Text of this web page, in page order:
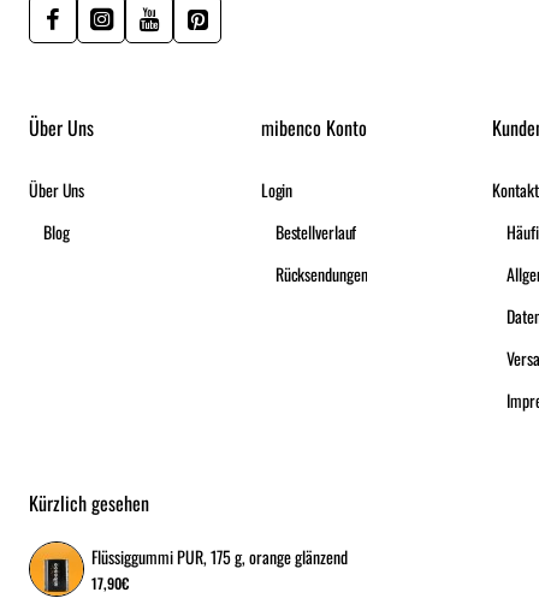
Über Uns
Über Uns
Blog
mibenco Konto
Login
Bestellverlauf
Rücksendungen
Kontakt
Kürzlich gesehen
Flüssiggummi PUR, 175 g, orange glänzend
17,90€